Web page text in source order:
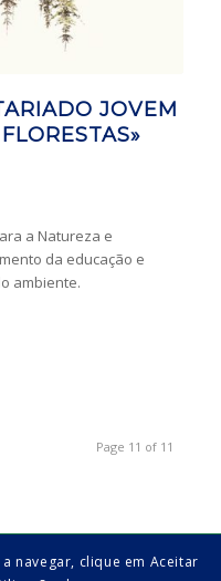
JOVEM
a Natureza e
da educação e
ambiente.
Page 11 of 11
de Infesta e Senhora da
navegar, clique em Aceitar